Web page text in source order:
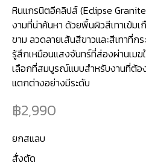
หินแกรนิตอีคลิปส์ (Eclipse
งามที่น่าค้นหา ด้วยพื้นผิวสีเทาเข้ม
ขาม ลวดลายเส้นสีขาวและสีเทาที่ก
รู้สึกเหมือนแสงจันทร์ที่ส่องผ่านเมฆ
เลือกที่สมบูรณ์แบบสำหรับงานที่ต้อ
แตกต่างอย่างมีระดับ
2,990
ยกสแลบ
สั่งตัด